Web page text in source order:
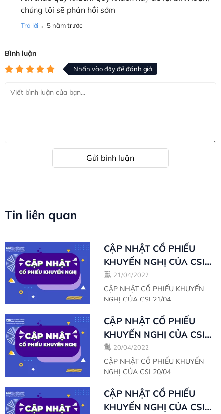
chúng tôi sẽ phản hồi sớm
Trả lời . 5 năm trước
Bình luận
Nhấn vào đây để đánh giá
Gửi bình luận
Tin liên quan
CẬP NHẬT CỔ PHIẾU
KHUYẾN NGHỊ CỦA CSI
21/04
21/04/2022
CẬP NHẬT CỔ PHIẾU KHUYẾN
NGHỊ CỦA CSI 21/04
CẬP NHẬT CỔ PHIẾU
KHUYẾN NGHỊ CỦA CSI
20/04
20/04/2022
CẬP NHẬT CỔ PHIẾU KHUYẾN
NGHỊ CỦA CSI 20/04
CẬP NHẬT CỔ PHIẾU
KHUYẾN NGHỊ CỦA CSI